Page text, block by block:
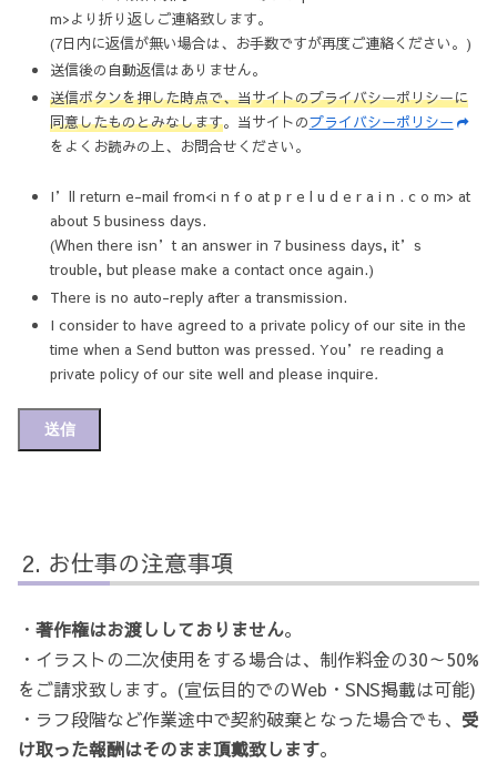
m>より折り返しご連絡致します。
(7日内に返信が無い場合は、お手数ですが再度ご連絡ください。)
送信後の自動返信はありません。
送信ボタンを押した時点で、当サイトのプライバシーポリシーに
同意したものとみなします。当サイトのプライバシーポリシー
をよくお読みの上、お問合せください。
I’ll return e-mail from<i n f o at p r e l u d e r a i n . c o m> at
about 5 business days.
(When there isn’t an answer in 7 business days, it’s
trouble, but please make a contact once again.)
There is no auto-reply after a transmission.
I consider to have agreed to a private policy of our site in the
time when a Send button was pressed. You’re reading a
private policy of our site well and please inquire.
送信
お仕事の注意事項
・ 著作権はお渡ししておりません。
・イラストの二次使用をする場合は、制作料金の30～50%
をご請求致します。(宣伝目的でのWeb・SNS掲載は可能)
・ラフ段階など作業途中で契約破棄となった場合でも、 受
け取った報酬はそのまま頂戴致します。